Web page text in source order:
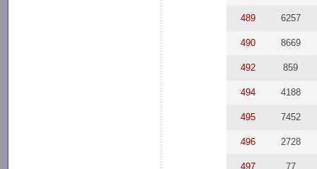
489 6257
490 8669
492 859
494 4188
495 7452
496 2728
497 77